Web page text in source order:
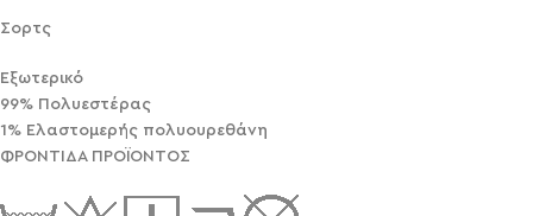
Σορτς
Εξωτερικό
99% Πολυεστέρας
1% Ελαστομερής πολυουρεθάνη
ΦΡΟΝΤΙΔΑ ΠΡΟΪΟΝΤΟΣ